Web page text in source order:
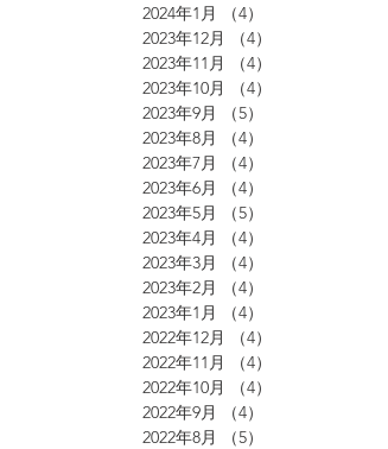
2024年1月
（4）
2023年12月
（4）
2023年11月
（4）
2023年10月
（4）
2023年9月
（5）
2023年8月
（4）
2023年7月
（4）
2023年6月
（4）
2023年5月
（5）
2023年4月
（4）
2023年3月
（4）
2023年2月
（4）
2023年1月
（4）
2022年12月
（4）
2022年11月
（4）
2022年10月
（4）
2022年9月
（4）
2022年8月
（5）